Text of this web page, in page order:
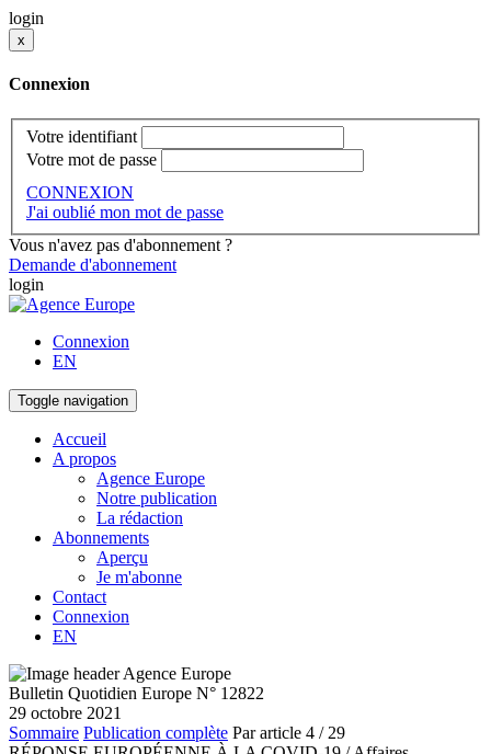
login
x
Connexion
Votre identifiant
Votre mot de passe
CONNEXION
J'ai oublié mon mot de passe
Vous n'avez pas d'abonnement ?
Demande d'abonnement
login
Connexion
EN
Toggle navigation
Accueil
A propos
Agence Europe
Notre publication
La rédaction
Abonnements
Aperçu
Je m'abonne
Contact
Connexion
EN
Bulletin Quotidien Europe N° 12822
29 octobre 2021
Sommaire Publication complète Par article 4 / 29